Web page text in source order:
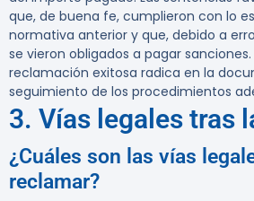
que, de buena fe, cumplieron con lo
normativa anterior y que, debido a
se vieron obligados a pagar
reclamación exitosa radica en la
seguimiento de los procedimientos
3. Vías legales tras
¿Cuáles son las vías
reclamar?